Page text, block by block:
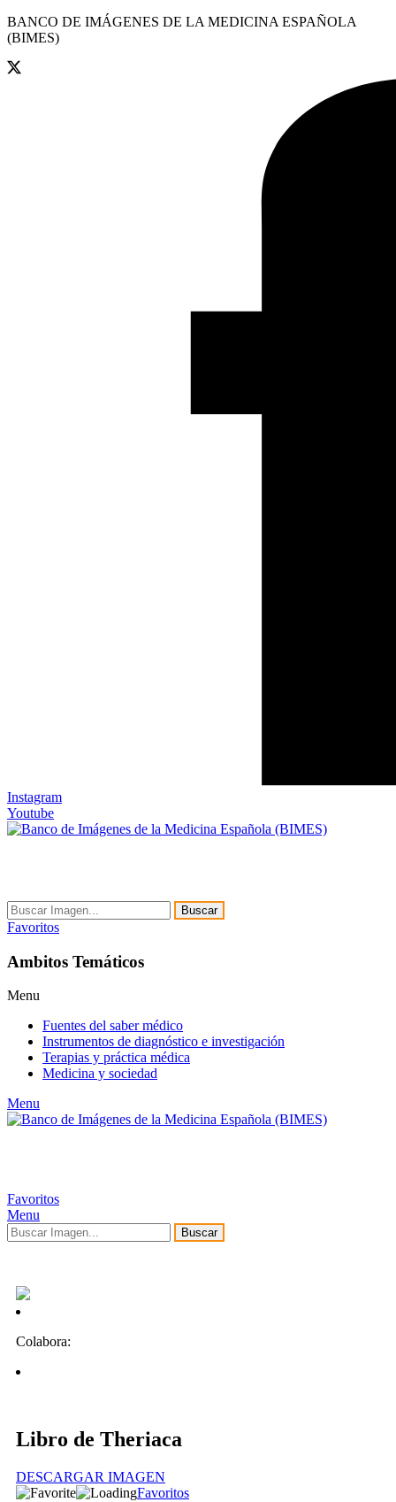
BANCO DE IMÁGENES DE LA MEDICINA ESPAÑOLA
(BIMES)
Instagram
Youtube
Buscar
Favoritos
Ambitos Temáticos
Menu
Fuentes del saber médico
Instrumentos de diagnóstico e investigación
Terapias y práctica médica
Medicina y sociedad
Menu
Favoritos
Menu
Buscar
Colabora:
Libro de Theriaca
DESCARGAR IMAGEN
Favoritos